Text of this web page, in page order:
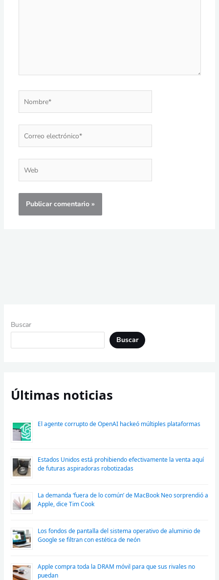
electrónico*
Buscar
Buscar
Últimas noticias
El agente corrupto de OpenAI hackeó múltiples plataformas
Estados Unidos está prohibiendo efectivamente la venta aquí
de futuras aspiradoras robotizadas
La demanda ‘fuera de lo común’ de MacBook Neo sorprendió a
Apple, dice Tim Cook
Los fondos de pantalla del sistema operativo de aluminio de
Google se filtran con estética de neón
Apple compra toda la DRAM móvil para que sus rivales no
puedan